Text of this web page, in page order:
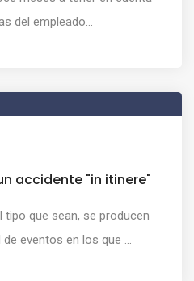
del empleado...
accidente "in itinere"
que sean, se producen
eventos en los que ...